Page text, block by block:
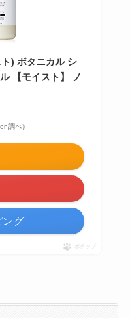
) ボタニカル シ
【モイスト】 ノ
調べ）
ング
ポチップ